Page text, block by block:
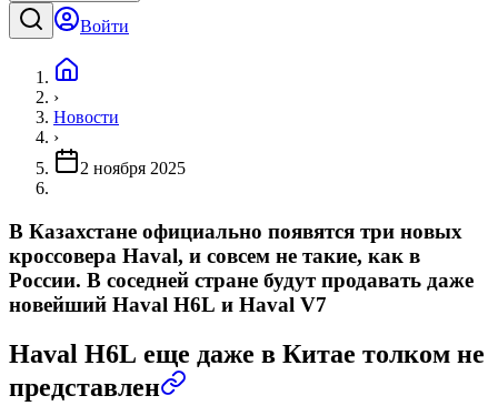
Войти
›
Новости
›
2 ноября 2025
В Казахстане официально появятся три новых
кроссовера Haval, и совсем не такие, как в
России. В соседней стране будут продавать даже
новейший Haval H6L и Haval V7
Haval H6L еще даже в Китае толком не
представлен